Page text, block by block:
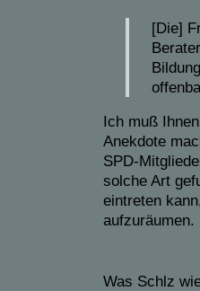
[Die]
Ich muß
Anekdote
SPD-
solche Art
eintreten
aufzuräumen.
Was Schlz